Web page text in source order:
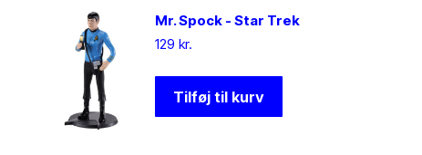
Mr. Spock - Star Trek
129 kr.
Tilføj til kurv